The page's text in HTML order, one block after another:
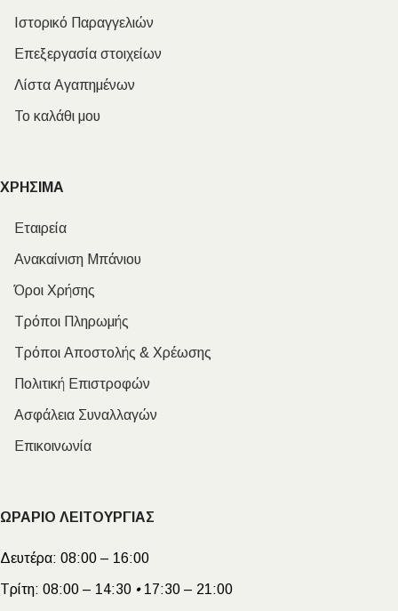
Ιστορικό Παραγγελιών
Επεξεργασία στοιχείων
Λίστα Αγαπημένων
Το καλάθι μου
ΧΡΗΣΙΜΑ
Εταιρεία
Ανακαίνιση Μπάνιου
Όροι Χρήσης
Τρόποι Πληρωμής
Τρόποι Αποστολής & Χρέωσης
Πολιτική Επιστροφών
Ασφάλεια Συναλλαγών
Επικοινωνία
ΩΡΑΡΙΟ ΛΕΙΤΟΥΡΓΙΑΣ
Δευτέρα: 08:00 – 16:00
Τρίτη: 08:00 – 14:30 •17:30 – 21:00